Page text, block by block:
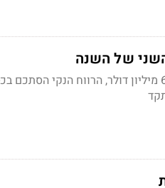
של השנה